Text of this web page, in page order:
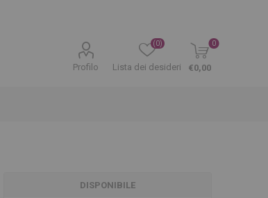
Profilo Lista dei desideri
(0) 0
€0,00
DISPONIBILE